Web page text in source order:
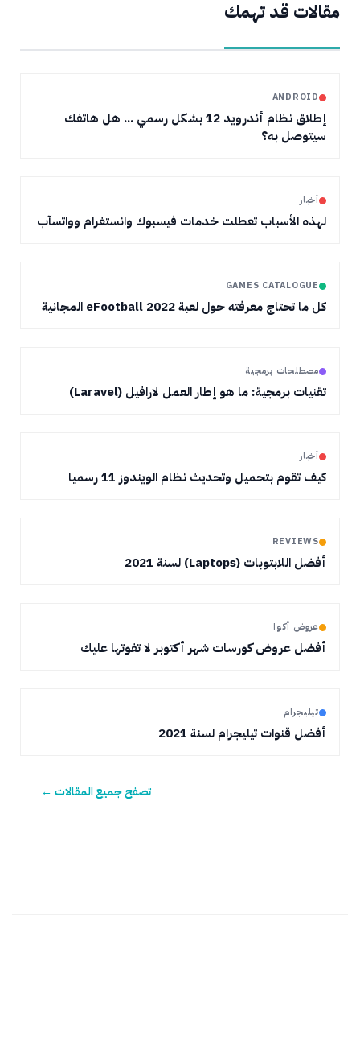
مقالات قد تهمك
ANDROID
إطلاق نظام أندرويد 12 بشكل رسمي ... هل هاتفك
سيتوصل به؟
أخبار
لهذه الأسباب تعطلت خدمات فيسبوك وانستغرام وواتسآب
GAMES CATALOGUE
كل ما تحتاج معرفته حول لعبة eFootball 2022 المجانية
مصطلحات برمجية
تقنيات برمجية: ما هو إطار العمل لارافيل (Laravel)
أخبار
كيف تقوم بتحميل وتحديث نظام الويندوز 11 رسميا
REVIEWS
أفضل اللابتوبات (Laptops) لسنة 2021
عروض أكوا
أفضل عروض كورسات شهر أكتوبر لا تفوتها عليك
تيليجرام
أفضل قنوات تيليجرام لسنة 2021
تصفح جميع المقالات ←